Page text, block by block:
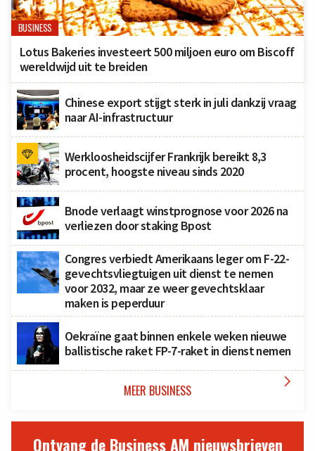
BUSINESS
Lotus Bakeries investeert 500 miljoen euro om Biscoff
wereldwijd uit te breiden
Chinese export stijgt sterk in juli dankzij vraag
naar AI-infrastructuur
Werkloosheidscijfer Frankrijk bereikt 8,3
procent, hoogste niveau sinds 2020
Bnode verlaagt winstprognose voor 2026 na
verliezen door staking Bpost
Congres verbiedt Amerikaans leger om F-22-
gevechtsvliegtuigen uit dienst te nemen
voor 2032, maar ze weer gevechtsklaar
maken is peperduur
Oekraïne gaat binnen enkele weken nieuwe
ballistische raket FP-7-raket in dienst nemen
MEER BUSINESS 
Ontvang de Business AM nieuwsbrieven